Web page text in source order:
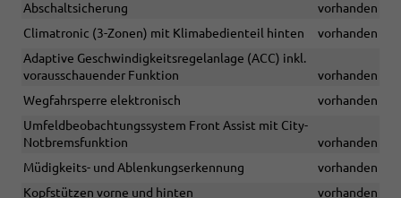
Abschaltsicherung
vorhanden
Climatronic (3-Zonen) mit Klimabedienteil hinten
vorhanden
Adaptive Geschwindigkeitsregelanlage (ACC) inkl.
vorausschauender Funktion
vorhanden
Wegfahrsperre elektronisch
vorhanden
Umfeldbeobachtungssystem Front Assist mit City-
Notbremsfunktion
vorhanden
Müdigkeits- und Ablenkungserkennung
vorhanden
Kopfstützen vorne und hinten
vorhanden